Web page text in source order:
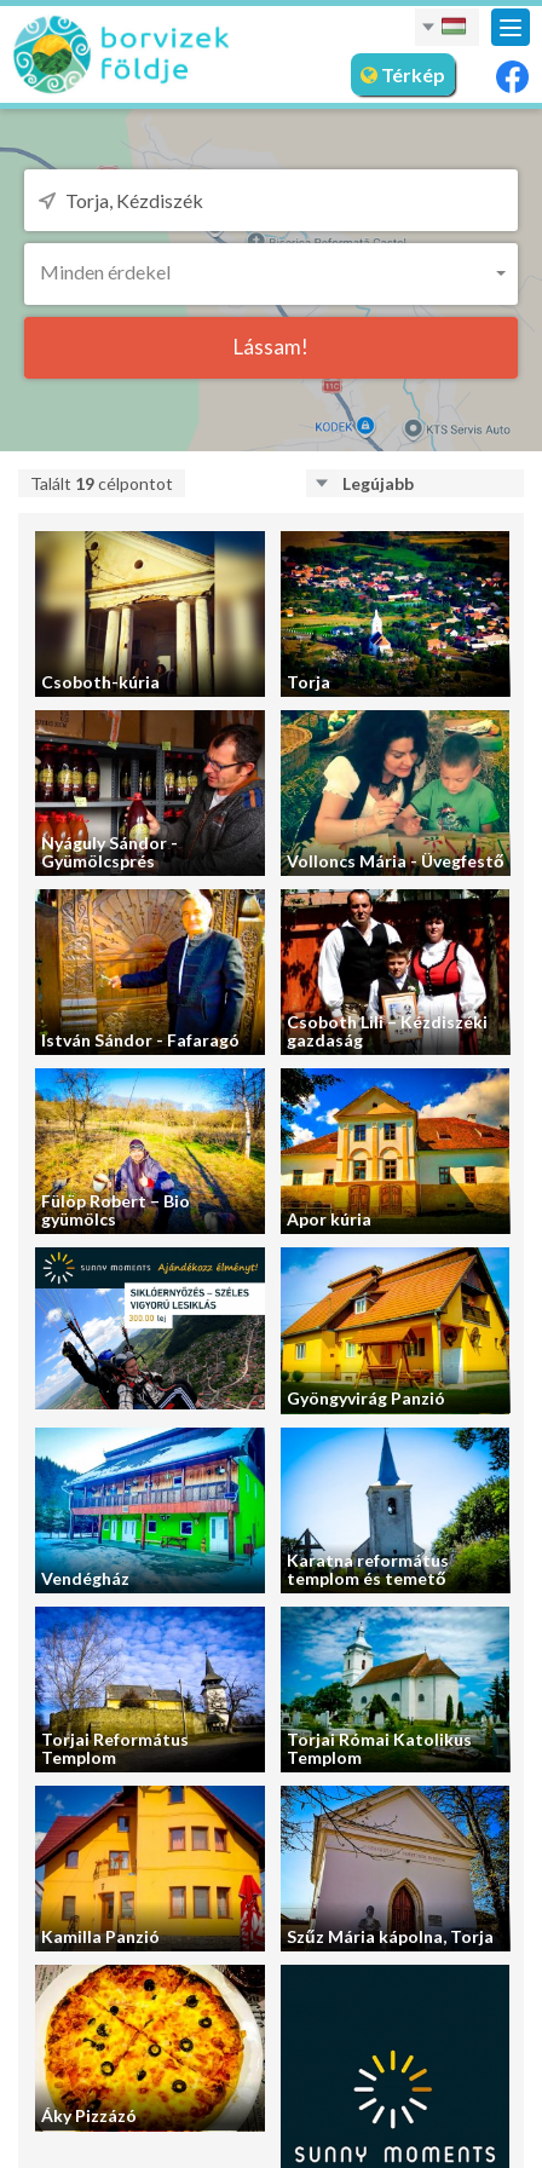
Térkép
Minden érdekel
Lássam!
Talált 19célpontot Legújabb
Csoboth-kúria Torja
Nyáguly Sándor -
Gyümölcsprés
Volloncs Mária - Üvegfestő
István Sándor - Fafaragó
Csoboth Lili – Kézdiszéki
gazdaság
Fülöp Robert – Bio
gyümölcs
Apor kúria
Gyöngyvirág Panzió
Vendégház
Karatna református
templom és temető
Torjai Református
Templom
Torjai Római Katolikus
Templom
Kamilla Panzió Szűz Mária kápolna, Torja
Áky Pizzázó